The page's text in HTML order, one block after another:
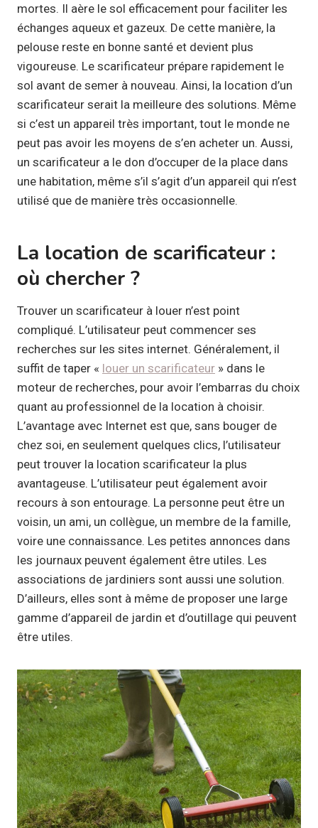
mortes. Il aère le sol efficacement pour faciliter les
échanges aqueux et gazeux. De cette manière, la
pelouse reste en bonne santé et devient plus
vigoureuse. Le scarificateur prépare rapidement le
sol avant de semer à nouveau.​​​ Ainsi, la location d’un
scarificateur serait la meilleure des solutions. Même
si c’est un appareil très important, tout le monde ne
peut pas avoir les moyens de s’en acheter un. Aussi,
un scarificateur a le don d’occuper de la place dans
une habitation, même s’il s’agit d’un appareil qui n’est
utilisé que de manière très occasionnelle.
La location de scarificateur :
où chercher ?
Trouver un scarificateur à louer n’est point
compliqué. L’utilisateur peut commencer ses
recherches sur les sites internet. Généralement, il
suffit de taper « louer un scarificateur » dans le
moteur de recherches, pour avoir l’embarras du choix
quant au professionnel de la location à choisir.
L’avantage avec Internet est que, sans bouger de
chez soi, en seulement quelques clics, l’utilisateur
peut trouver la location scarificateur la plus
avantageuse. L’utilisateur peut également avoir
recours à son entourage. La personne peut être un
voisin, un ami, un collègue, un membre de la famille,
voire une connaissance. Les petites annonces dans
les journaux peuvent également être utiles. Les
associations de jardiniers sont aussi une solution.
D’ailleurs, elles sont à même de proposer une large
gamme d’appareil de jardin et d’outillage qui peuvent
être utiles.